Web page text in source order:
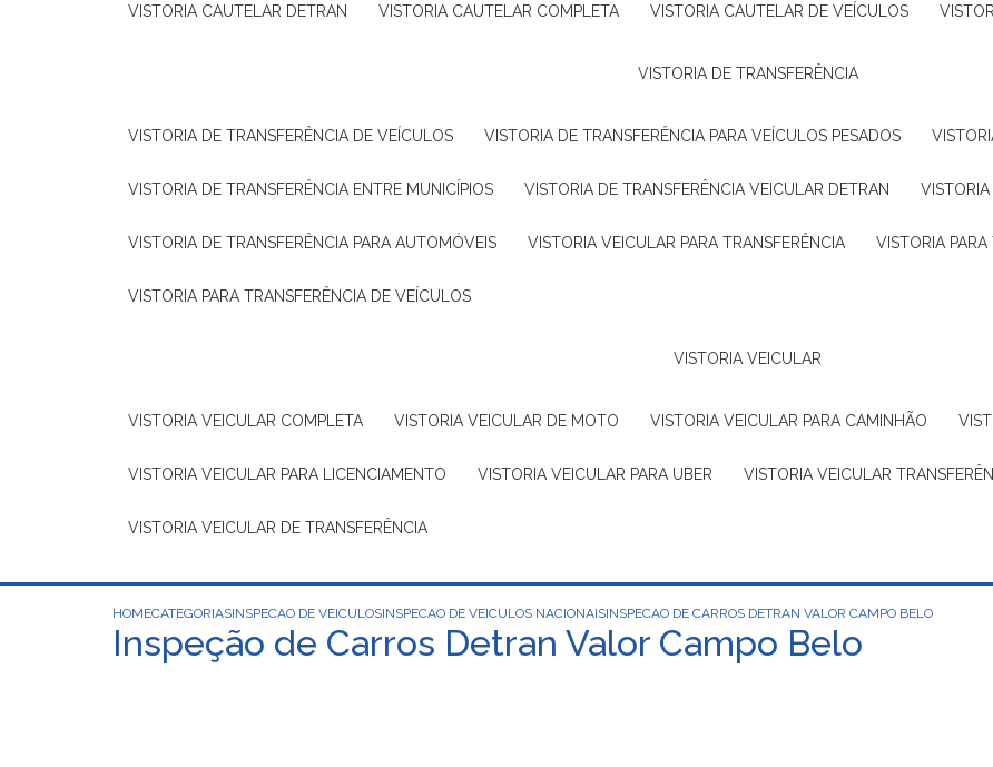
VISTORIA CAUTELAR DETRAN VISTORIA CAUTELAR COMPLETA VISTORIA CAUTELAR DE VEÍCULOS
VISTORIA DE TRANSFERÊNCIA
VISTORIA DE TRANSFERÊNCIA DE VEÍCULOS VISTORIA DE TRANSFERÊNCIA PARA VEÍCULOS PESADOS
VISTORIA DE TRANSFERÊNCIA ENTRE MUNICÍPIOS VISTORIA DE TRANSFERÊNCIA VEICULAR DETRAN
VISTORIA DE TRANSFERÊNCIA PARA AUTOMÓVEIS VISTORIA VEICULAR PARA TRANSFERÊNCIA VISTORIA
VISTORIA PARA TRANSFERÊNCIA DE VEÍCULOS
VISTORIA VEICULAR
VISTORIA VEICULAR COMPLETA VISTORIA VEICULAR DE MOTO VISTORIA VEICULAR PARA CAMINHÃO
VISTORIA VEICULAR PARA LICENCIAMENTO VISTORIA VEICULAR PARA UBER VISTORIA VEICULAR
VISTORIA VEICULAR DE TRANSFERÊNCIA
HOMECATEGORIASINSPECAO DE VEICULOSINSPECAO DE VEICULOS NACIONAISINSPECAO DE CARROS DETRAN VALOR CAMPO BELO
Inspeção de Carros Detran Valor Campo Belo